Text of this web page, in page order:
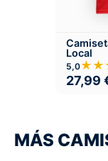
Local
5,0
27,99
MÁS